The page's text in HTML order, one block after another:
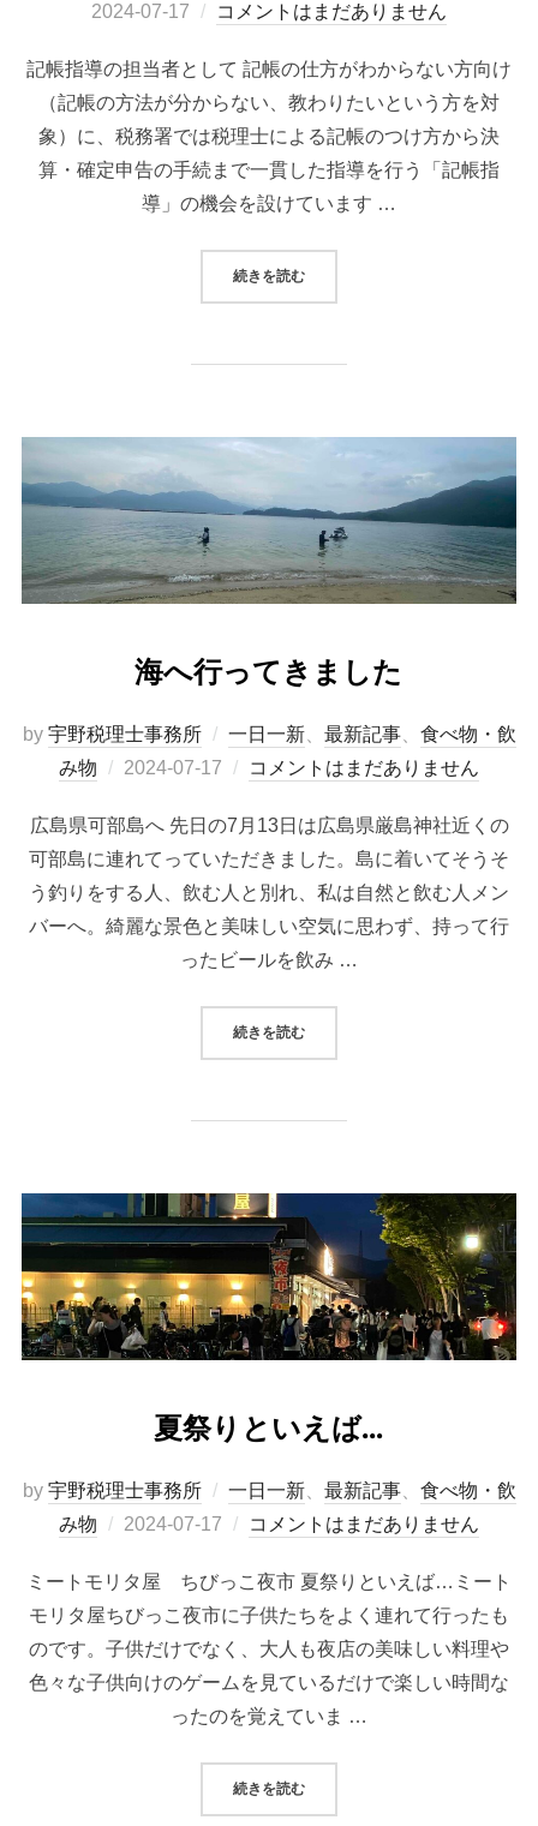
2024-07-17 コメントはまだありません
記帳指導の担当者として 記帳の仕方がわからない方向け
（記帳の方法が分からない、教わりたいという方を対
象）に、税務署では税理士による記帳のつけ方から決
算・確定申告の手続まで一貫した指導を行う「記帳指
導」の機会を設けています …
続きを読む
海へ行ってきました
by 宇野税理士事務所 一日一新、 最新記事、 食べ物・飲
み物
2024-07-17 コメントはまだありません
広島県可部島へ 先日の7月13日は広島県厳島神社近くの
可部島に連れてっていただきました。島に着いてそうそ
う釣りをする人、飲む人と別れ、私は自然と飲む人メン
バーへ。綺麗な景色と美味しい空気に思わず、持って行
ったビールを飲み …
続きを読む
夏祭りといえば…
by 宇野税理士事務所 一日一新、 最新記事、 食べ物・飲
み物
2024-07-17 コメントはまだありません
ミートモリタ屋 ちびっこ夜市 夏祭りといえば…ミート
モリタ屋ちびっこ夜市に子供たちをよく連れて行ったも
のです。子供だけでなく、大人も夜店の美味しい料理や
色々な子供向けのゲームを見ているだけで楽しい時間な
ったのを覚えていま …
続きを読む